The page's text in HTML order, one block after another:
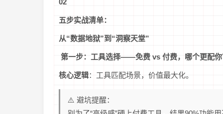
02
五步实战清单：
从“数据地狱”到“洞察天堂”
第一步：工具选择——免费 vs 付费，哪个更配你
核心逻辑：工具匹配场景，价值最大化。
⚠️ 避坑提醒：